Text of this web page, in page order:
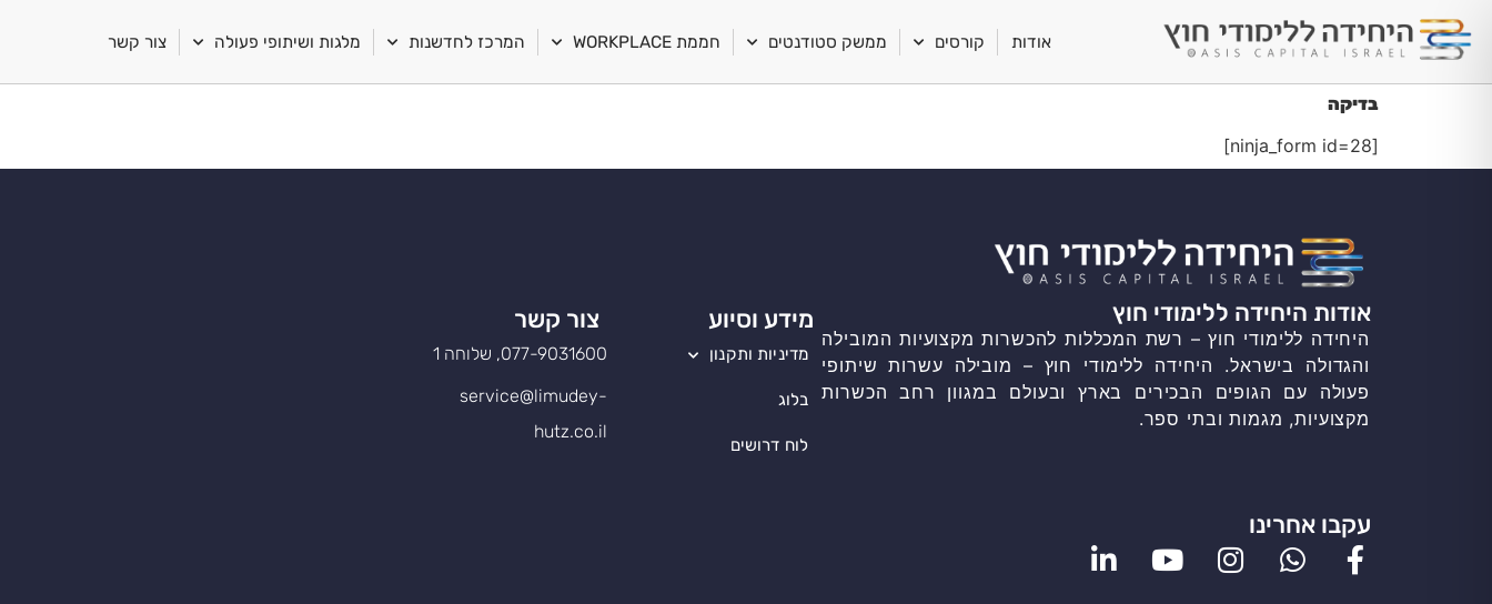
אודות קורסים ממשק סטודנטים חממת WORKPLACE המרכז לחדשנות מלגות ושיתופי פעולה צור קשר
בדיקה
[ninja_form id=28]
אודות היחידה ללימודי חוץ
היחידה ללימודי חוץ – רשת המכללות להכשרות מקצועיות המובילה
והגדולה בישראל. היחידה ללימודי חוץ – מובילה עשרות שיתופי
פעולה עם הגופים הבכירים בארץ ובעולם במגוון רחב הכשרות
מקצועיות, מגמות ובתי ספר.
מידע וסיוע
מדיניות ותקנון
בלוג
לוח דרושים
צור קשר
077-9031600, שלוחה 1
service@limudey-
hutz.co.il
עקבו אחרינו